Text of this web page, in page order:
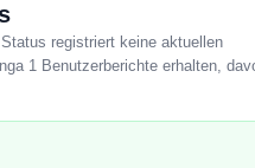
registriert keine aktuellen
1 Benutzerberichte erhalten,